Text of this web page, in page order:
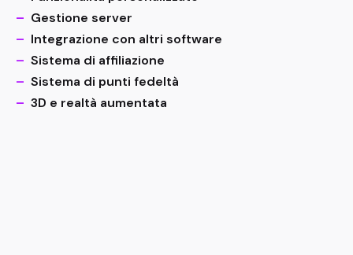
– Gestione server
– Integrazione con altri software
– Sistema di affiliazione
– Sistema di punti fedeltà
– 3D e realtà aumentata